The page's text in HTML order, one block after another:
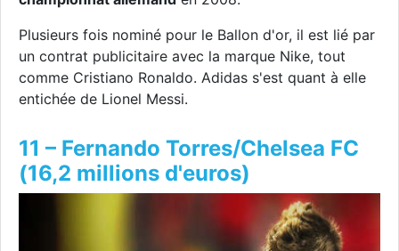
Plusieurs fois nominé pour le Ballon d'or, il est lié par
un contrat publicitaire avec la marque Nike, tout
comme Cristiano Ronaldo. Adidas s'est quant à elle
entichée de Lionel Messi.
11 – Fernando Torres/Chelsea FC
(16,2 millions d'euros)